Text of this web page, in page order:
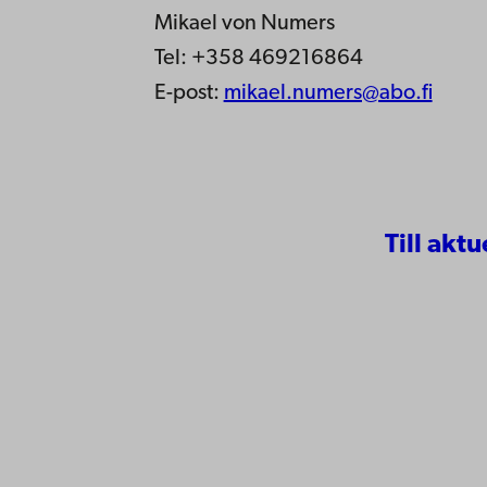
Mikael von Numers
Tel: +358 469216864
E-post: mikael.numers@abo.fi
Till